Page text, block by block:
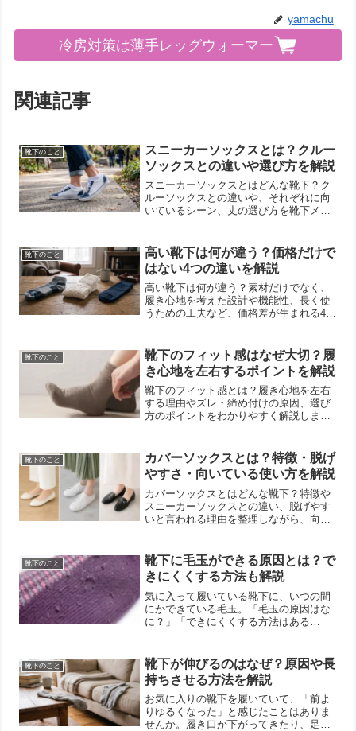
yamachu
冷房対策は薄手レッグウォーマー
関連記事
靴下のこと
スニーカーソックスとは？クルー
ソックスとの違いや選び方を解説
スニーカーソックスとはどんな靴下？ク
ルーソックスとの違いや、それぞれに向
いているシーン、丈の選び方を靴下メー
靴下のこと
高い靴下は何が違う？価格だけで
はない4つの違いを解説
高い靴下は何が違う？素材だけでなく、
履き心地を考えた設計や機能性、長く使
うための工夫など、価格差が生まれる4つ
靴下のこと
靴下のフィット感はなぜ大切？履
き心地を左右するポイントを解説
靴下のフィット感とは？履き心地を左右
する理由やズレ・締め付けの原因、選び
方のポイントをわかりやすく解説しま
靴下のこと
カバーソックスとは？特徴・脱げ
やすさ・向いている使い方を解説
カバーソックスとはどんな靴下？特徴や
スニーカーソックスとの違い、脱げやす
いと言われる理由を整理しながら、向い
靴下のこと
靴下に毛玉ができる原因とは？で
きにくくする方法も解説
気に入って履いている靴下に、いつの間
にかできている毛玉。「毛玉の原因はな
に？」「できにくくする方法はある
たちは60年以上靴下を作り続ける中で、
素材や使い方によって毛玉の...
靴下のこと
靴下が伸びるのはなぜ？原因や長
持ちさせる方法を解説
お気に入りの靴下を履いていて、「前よ
りゆるくなった」と感じたことはありま
せんか。履き口が下がってきたり、足に